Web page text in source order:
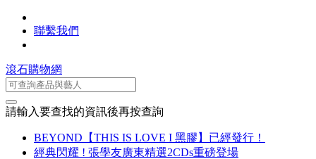
聯繫我們
滾石購物網
請輸入要查找的資訊後再按查詢
BEYOND【THIS IS LOVE I 黑膠】已經發行！
經典閃耀 ! 張學友廣東精選2CDs重磅登場